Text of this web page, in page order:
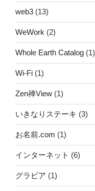
web3 (13)
WeWork (2)
Whole Earth Catalog (1)
Wi-Fi (1)
Zen禅View (1)
いきなりステーキ (3)
お名前.com (1)
インターネット (6)
グラビア (1)